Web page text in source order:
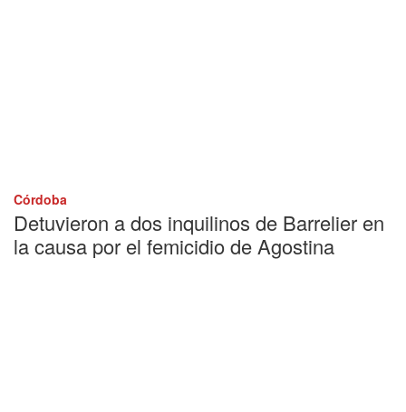
Córdoba
Detuvieron a dos inquilinos de Barrelier en
la causa por el femicidio de Agostina